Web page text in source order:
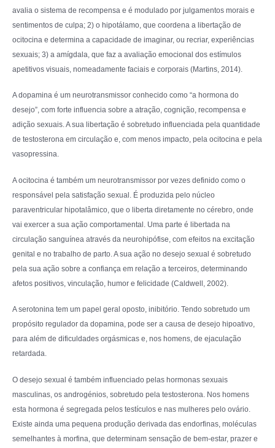
avalia o sistema de recompensa e é modulado por julgamentos morais e
sentimentos de culpa; 2) o hipotálamo, que coordena a libertação de
ocitocina e determina a capacidade de imaginar, ou recriar, experiências
sexuais; 3) a amígdala, que faz a avaliação emocional dos estímulos
apetitivos visuais, nomeadamente faciais e corporais (Martins, 2014).
A dopamina é um neurotransmissor conhecido como “a hormona do
desejo”, com forte influencia sobre a atração, cognição, recompensa e
adição sexuais. A sua libertação é sobretudo influenciada pela quantidade
de testosterona em circulação e, com menos impacto, pela ocitocina e pela
vasopressina.
A ocitocina é também um neurotransmissor por vezes definido como o
responsável pela satisfação sexual. É produzida pelo núcleo
paraventricular hipotalâmico, que o liberta diretamente no cérebro, onde
vai exercer a sua ação comportamental. Uma parte é libertada na
circulação sanguínea através da neurohipófise, com efeitos na excitação
genital e no trabalho de parto. A sua ação no desejo sexual é sobretudo
pela sua ação sobre a confiança em relação a terceiros, determinando
afetos positivos, vinculação, humor e felicidade (Caldwell, 2002).
A serotonina tem um papel geral oposto, inibitório. Tendo sobretudo um
propósito regulador da dopamina, pode ser a causa de desejo hipoativo,
para além de dificuldades orgásmicas e, nos homens, de ejaculação
retardada.
O desejo sexual é também influenciado pelas hormonas sexuais
masculinas, os androgénios, sobretudo pela testosterona. Nos homens
esta hormona é segregada pelos testículos e nas mulheres pelo ovário.
Existe ainda uma pequena produção derivada das endorfinas, moléculas
semelhantes à morfina, que determinam sensação de bem-estar, prazer e